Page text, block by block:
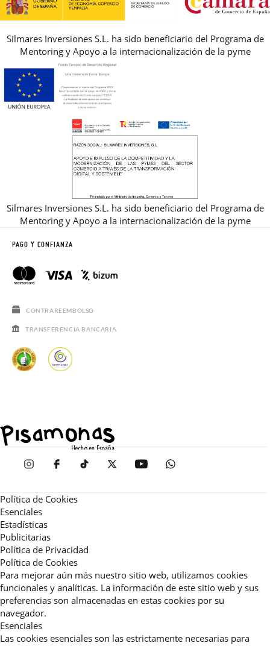
Silmares Inversiones S.L. ha sido beneficiario del Programa de
Mentoring y Apoyo a la internacionalización de la pyme
Silmares Inversiones S.L. ha sido beneficiario del Programa de
Mentoring y Apoyo a la internacionalización de la pyme
PAGO Y CONFIANZA
CONTRAREEMBOLSO
TRANSFERENCIA BANCARIA
Política de Cookies
Esenciales
Estadísticas
Publicitarias
Política de Privacidad
Política de Cookies
Para mejorar aún más nuestro sitio web, utilizamos cookies
funcionales y analíticas. La información de este sitio web y sus
preferencias son almacenadas en estas cookies por su
navegador.
Esenciales
Las cookies esenciales son las estrictamente necesarias para